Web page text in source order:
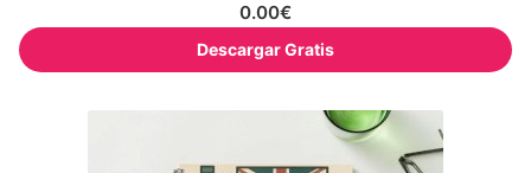
0.00€
Descargar Gratis